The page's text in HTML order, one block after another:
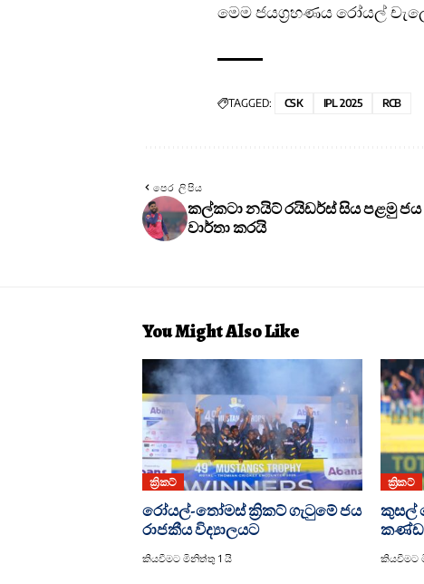
මෙම ජයග්‍රහණය රෝයල්
TAGGED: CSK IPL 2025 RCB
පෙර ලිපිය
කල්කටා නයිට් රයිඩර්ස් සිය පළමු ජය
වාර්තා කරයි
You Might Also Like
ක්‍රිකට්
රෝයල්-තෝමස් ක්‍රිකට් ගැටුමේ ජය
රාජකීය විද්‍යාලයට
කියවීමට මිනිත්තු 1 යි
ක්‍රිකට්
කුසල්
කියවීමට